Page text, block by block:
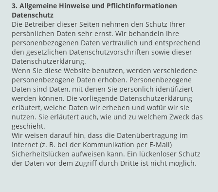
3. Allgemeine Hinweise und Pflichtinformationen
Datenschutz
Die Betreiber dieser Seiten nehmen den Schutz Ihrer
persönlichen Daten sehr ernst. Wir behandeln Ihre
personenbezogenen Daten vertraulich und entsprechend
den gesetzlichen Datenschutzvorschriften sowie dieser
Datenschutzerklärung.
Wenn Sie diese Website benutzen, werden verschiedene
personenbezogene Daten erhoben. Personenbezogene
Daten sind Daten, mit denen Sie persönlich identifiziert
werden können. Die vorliegende Datenschutzerklärung
erläutert, welche Daten wir erheben und wofür wir sie
nutzen. Sie erläutert auch, wie und zu welchem Zweck das
geschieht.
Wir weisen darauf hin, dass die Datenübertragung im
Internet (z. B. bei der Kommunikation per E-Mail)
Sicherheitslücken aufweisen kann. Ein lückenloser Schutz
der Daten vor dem Zugriff durch Dritte ist nicht möglich.